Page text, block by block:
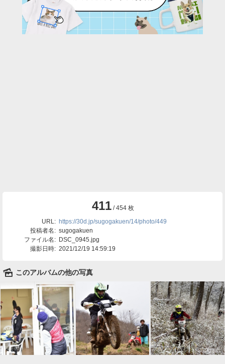
411/ 454 枚
URL: https://30d.jp/sugogakuen/14/photo/449
投稿者名: sugogakuen
ファイル名: DSC_0945.jpg
撮影日時: 2021/12/19 14:59:19
🌄 このアルバムの他の写真